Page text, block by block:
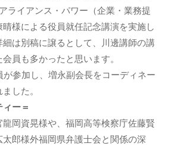
ライアンス・パワー（企業・業務提
様による役員就任記念講演を実施し
細は別稿に譲るとして、川邊講師の講
員も多かったと思います。
参加し、増永副会長をコーディネー
した。
ー＝
岡資晃様や、福岡高等検察庁佐藤賢
郎様外福岡県弁護士会と関係の深